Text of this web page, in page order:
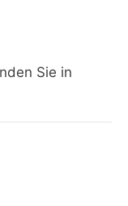
Sie in